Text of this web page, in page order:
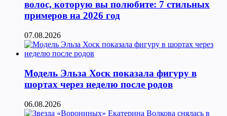
волос, которую вы полюбите: 7 стильных
примеров на 2026 год
07.08.2026
Модель Эльза Хоск показала фигуру в
шортах через неделю после родов
06.08.2026